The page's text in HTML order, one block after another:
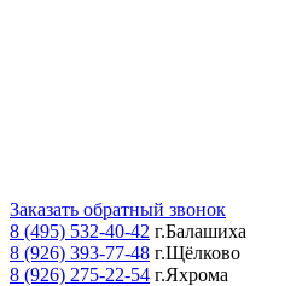
Заказать обратный звонок
8 (495) 532-40-42 г.Балашиха
8 (926) 393-77-48 г.Щёлково
8 (926) 275-22-54 г.Яхрома